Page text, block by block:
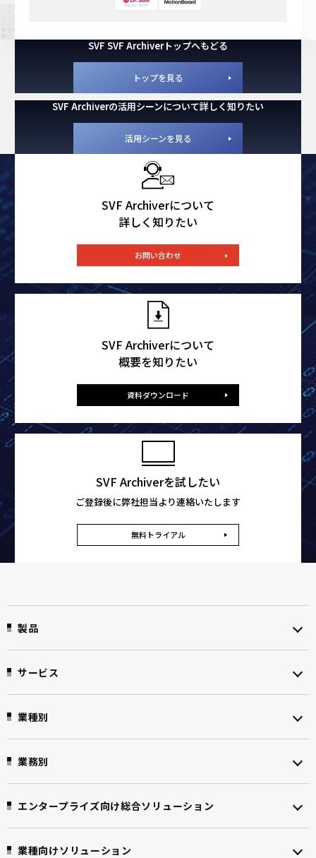
SVF SVF Archiverトップへもどる
トップを見る
SVF Archiverの活用シーンについて詳しく知りたい
活用シーンを見る
SVF Archiverについて
詳しく知りたい
お問い合わせ
SVF Archiverについて
概要を知りたい
資料ダウンロード
SVF Archiverを試したい
ご登録後に弊社担当より連絡いたします
無料トライアル
製品
サービス
業種別
業務別
エンタープライズ向け総合ソリューション
業種向けソリューション